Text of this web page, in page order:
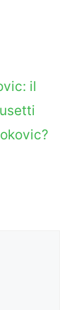
il